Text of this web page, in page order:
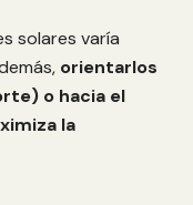
solares varía
orientarlos
o hacia el
la